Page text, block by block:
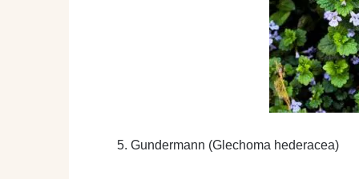
5. Gundermann (Glechoma hederacea)